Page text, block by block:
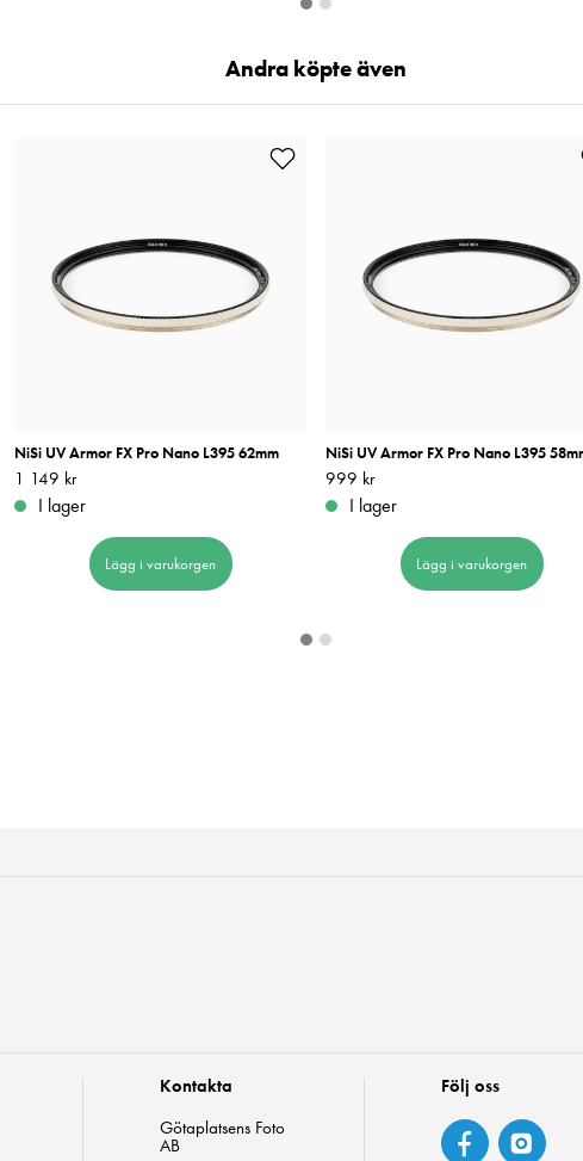
Andra köpte även
NiSi UV Armor FX Pro Nano L395 62mm
Pris:1 149 kr
1 149 kr
I lager
Lägg i varukorgen
NiSi UV Armor FX Pro Nano L395
Pris: 999 kr
999 kr
I lager
Lägg i varukorgen
Kontakta
Götaplatsens Foto
AB
Följ oss